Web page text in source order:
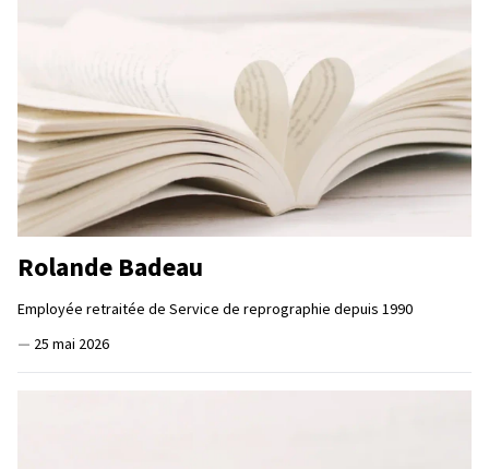
Rolande Badeau
Employée retraitée de Service de reprographie depuis 1990
— 25 mai 2026